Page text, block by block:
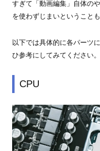
すぎて「動画編集」自体の
を使わずじまいということも
以下では具体的に各パーツ
ひ参考にしてみてください。
CPU